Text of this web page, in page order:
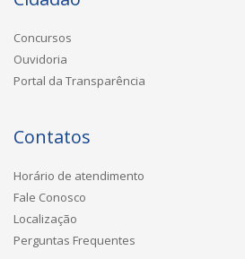
Concursos
Ouvidoria
Portal da Transparência
Contatos
Horário de atendimento
Fale Conosco
Localização
Perguntas Frequentes